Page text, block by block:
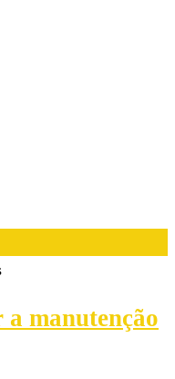
manutenção